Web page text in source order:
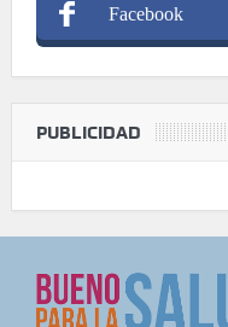
Facebook
PUBLICIDAD